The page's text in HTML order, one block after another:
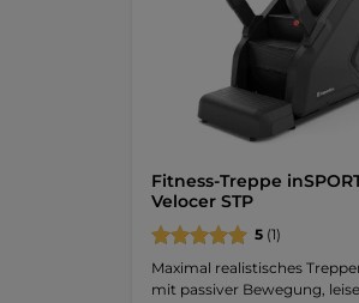
Fitness-Treppe
Velocer STP
5 (1)
Maximal realistisches
mit passiver Bewegung,